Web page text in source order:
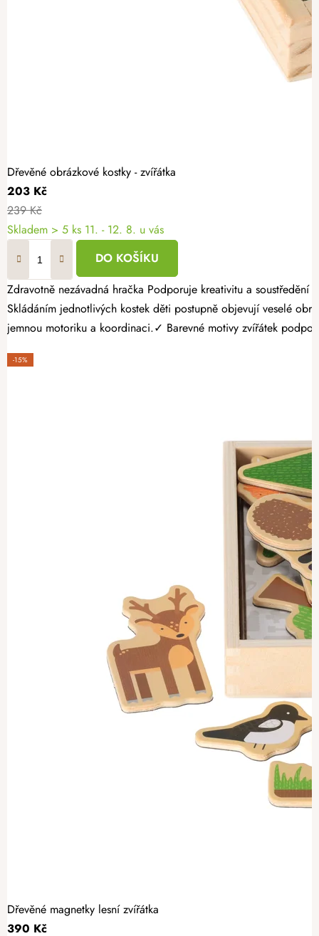
Dřevěné obrázkové kostky - zvířátka
203 Kč
239 Kč
Skladem > 5 ks 11. - 12. 8. u vás
DO KOŠÍKU
Zdravotně nezávadná hračka Podporuje kreativitu a soustředění Bez ostrých hran a třísek Dřevěné obrázkové kostky se zvířátky jsou krásná vzdělávací dřevěná hračka pro děti, která spojuje zábavu s učením.
Skládáním jednotlivých kostek děti postupně objevují veselé obrázky zvířátek a procvičují své dovednosti. Proč vybrat
jemnou motoriku a koordinaci.✓ Barevné motivy zvířátek
-15%
Dřevěné magnetky lesní zvířátka
390 Kč